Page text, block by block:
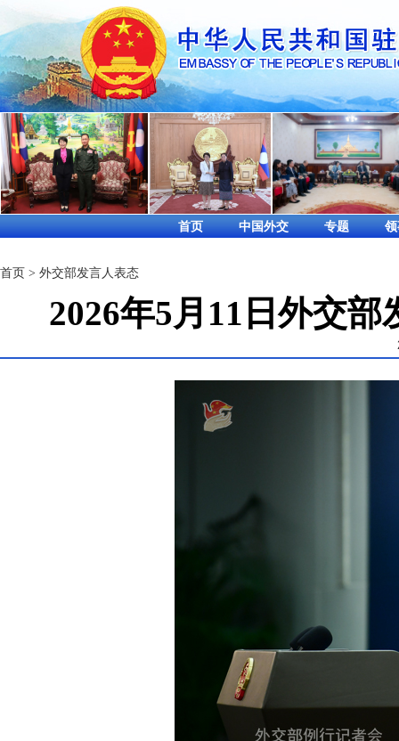
首页 中国外交 专题
首页 > 外交部发言人表态
2026年5月11日外交